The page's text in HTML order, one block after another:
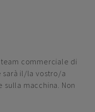
commerciale di
sarà il/la vostro/a
macchina. Non